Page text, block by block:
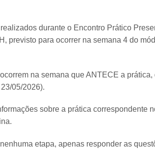
durante o Encontro Prático
previsto para ocorrer na semana 4 do
na semana que ANTECE a
05/2026).
sobre a prática correspondente
etapa, apenas responder as